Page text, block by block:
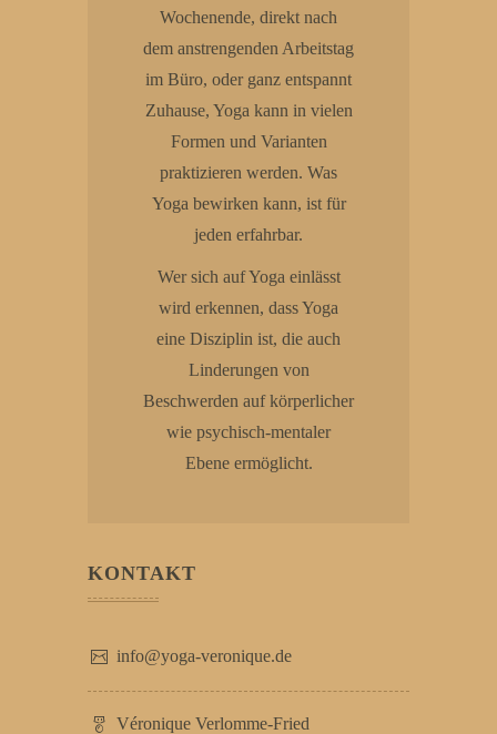
Wochenende, direkt nach
dem anstrengenden Arbeitstag
im Büro, oder ganz entspannt
Zuhause, Yoga kann in vielen
Formen und Varianten
praktizieren werden. Was
Yoga bewirken kann, ist für
jeden erfahrbar.
Wer sich auf Yoga einlässt
wird erkennen, dass Yoga
eine Disziplin ist, die auch
Linderungen von
Beschwerden auf körperlicher
wie psychisch-mentaler
Ebene ermöglicht.
KONTAKT
info@yoga-veronique.de
Véronique Verlomme-Fried